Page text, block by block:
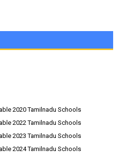
2020 Tamilnadu Schools
2022 Tamilnadu Schools
2023 Tamilnadu Schools
2024 Tamilnadu Schools